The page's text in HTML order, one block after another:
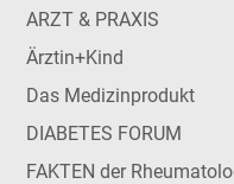
ARZT & PRAXIS
Ärztin+Kind
Das Medizinprodukt
DIABETES FORUM
FAKTEN der